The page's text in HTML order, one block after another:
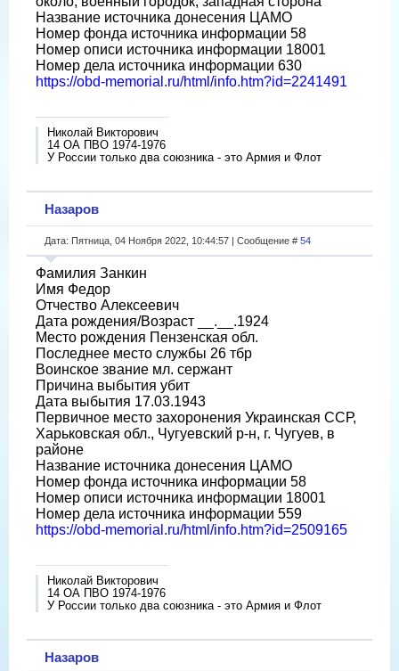
Название источника донесения ЦАМО
Номер фонда источника информации 58
Номер описи источника информации 18001
Номер дела источника информации 630
https://obd-memorial.ru/html/info.htm?id=2241491
Николай Викторович
14 ОА ПВО 1974-1976
У России только два союзника - это Армия и Флот
Назаров
Дата: Пятница, 04 Ноября 2022, 10:44:57 | Сообщение # 54
Фамилия Занкин
Имя Федор
Отчество Алексеевич
Дата рождения/Возраст __.__.1924
Место рождения Пензенская обл.
Последнее место службы 26 тбр
Воинское звание мл. сержант
Причина выбытия убит
Дата выбытия 17.03.1943
Первичное место захоронения Украинская ССР,
Харьковская обл., Чугуевский р-н, г. Чугуев, в
районе
Название источника донесения ЦАМО
Номер фонда источника информации 58
Номер описи источника информации 18001
Номер дела источника информации 559
https://obd-memorial.ru/html/info.htm?id=2509165
Николай Викторович
14 ОА ПВО 1974-1976
У России только два союзника - это Армия и Флот
Назаров